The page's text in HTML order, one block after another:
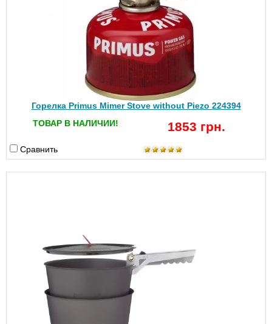
Горелка Primus Mimer Stove without Piezo 224394
ТОВАР В НАЛИЧИИ!
1853 грн.
Сравнить